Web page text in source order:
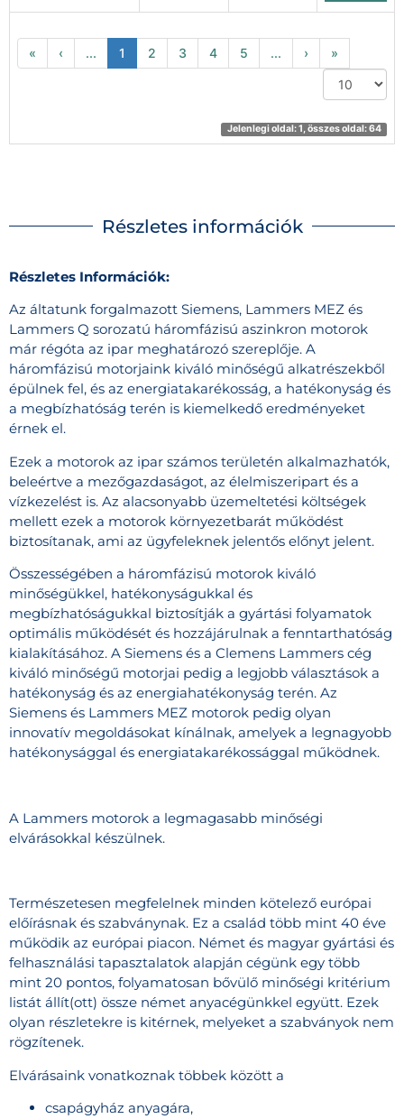
« ‹ ... 1 2 3 4 5 ... › »
Jelenlegi oldal: 1, összes oldal: 64
Részletes információk
Részletes Információk:
Az áltatunk forgalmazott Siemens, Lammers MEZ és
Lammers Q sorozatú háromfázisú aszinkron motorok
már régóta az ipar meghatározó szereplője. A
háromfázisú motorjaink kiváló minőségű alkatrészekből
épülnek fel, és az energiatakarékosság, a hatékonyság és
a megbízhatóság terén is kiemelkedő eredményeket
érnek el.
Ezek a motorok az ipar számos területén alkalmazhatók,
beleértve a mezőgazdaságot, az élelmiszeripart és a
vízkezelést is. Az alacsonyabb üzemeltetési költségek
mellett ezek a motorok környezetbarát működést
biztosítanak, ami az ügyfeleknek jelentős előnyt jelent.
Összességében a háromfázisú motorok kiváló
minőségükkel, hatékonyságukkal és
megbízhatóságukkal biztosítják a gyártási folyamatok
optimális működését és hozzájárulnak a fenntarthatóság
kialakításához. A Siemens és a Clemens Lammers cég
kiváló minőségű motorjai pedig a legjobb választások a
hatékonyság és az energiahatékonyság terén. Az
Siemens és Lammers MEZ motorok pedig olyan
innovatív megoldásokat kínálnak, amelyek a legnagyobb
hatékonysággal és energiatakarékossággal működnek.
A Lammers motorok a legmagasabb minőségi
elvárásokkal készülnek.
Természetesen megfelelnek minden kötelező európai
előírásnak és szabványnak. Ez a család több mint 40 éve
működik az európai piacon. Német és magyar gyártási és
felhasználási tapasztalatok alapján cégünk egy több
mint 20 pontos, folyamatosan bővülő minőségi kritérium
listát állít(ott) össze német anyacégünkkel együtt. Ezek
olyan részletekre is kitérnek, melyeket a szabványok nem
rögzítenek.
Elvárásaink vonatkoznak többek között a
csapágyház anyagára,